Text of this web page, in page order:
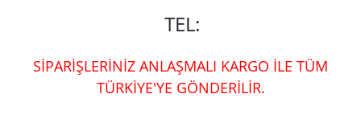
TEL:
SİPARİŞLERİNİZ ANLAŞMALI KARGO İLE TÜM
TÜRKİYE'YE GÖNDERİLİR.